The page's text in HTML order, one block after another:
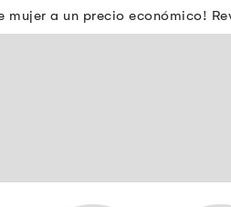
mujer a un precio económico!